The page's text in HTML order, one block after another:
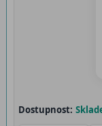
Dostupnost: